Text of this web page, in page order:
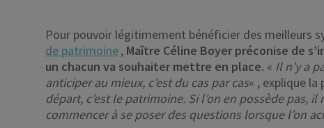
Pour pouvoir légitimement bénéficier des meilleurs
de patrimoine, Maître Céline Boyer préconise de
un chacun va souhaiter mettre en place. « Il n’y a
anticiper au mieux, c’est du cas par cas« , explique la
départ, c’est le patrimoine. Si l’on en possède pas,
commencer à se poser des questions lorsque l’on